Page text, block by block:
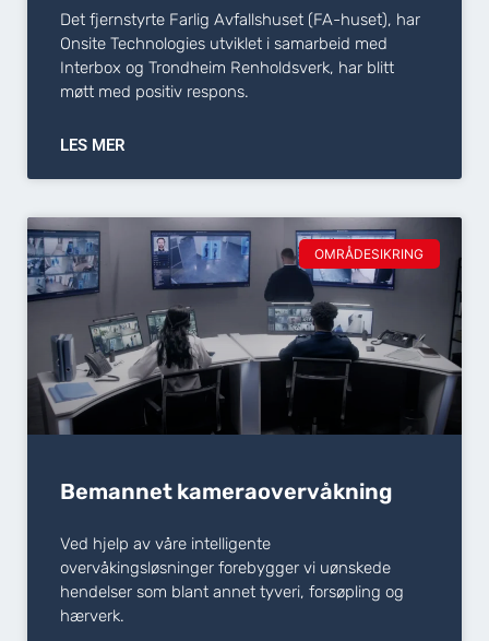
Det fjernstyrte Farlig Avfallshuset (FA-huset), har
Onsite Technologies utviklet i samarbeid med
Interbox og Trondheim Renholdsverk, har blitt
møtt med positiv respons.
LES MER
OMRÅDESIKRING
Bemannet kameraovervåkning
Ved hjelp av våre intelligente
overvåkingsløsninger forebygger vi uønskede
hendelser som blant annet tyveri, forsøpling og
hærverk.